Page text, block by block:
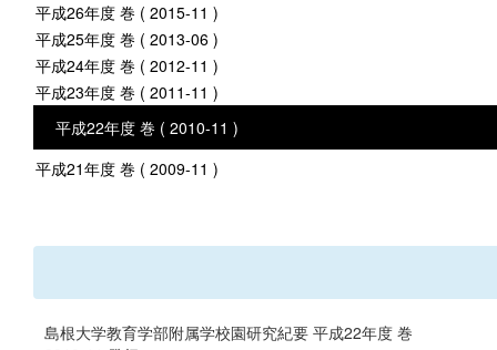
平成26年度 巻 ( 2015-11 )
平成25年度 巻 ( 2013-06 )
平成24年度 巻 ( 2012-11 )
平成23年度 巻 ( 2011-11 )
平成22年度 巻 ( 2010-11 )
平成21年度 巻 ( 2009-11 )
島根大学教育学部附属学校園研究紀要 平成22年度 巻